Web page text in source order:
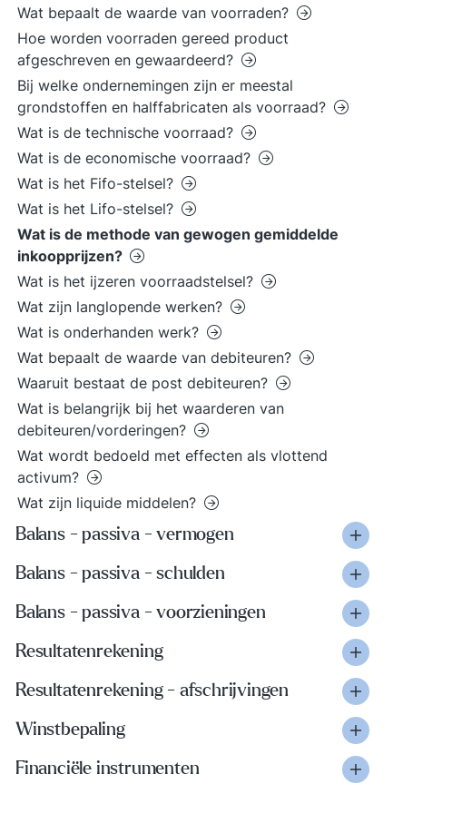
Wat bepaalt de waarde van voorraden?
Hoe worden voorraden gereed product
afgeschreven en gewaardeerd?
Bij welke ondernemingen zijn er meestal
grondstoffen en halffabricaten als voorraad?
Wat is de technische voorraad?
Wat is de economische voorraad?
Wat is het Fifo-stelsel?
Wat is het Lifo-stelsel?
Wat is de methode van gewogen gemiddelde
inkoopprijzen?
Wat is het ijzeren voorraadstelsel?
Wat zijn langlopende werken?
Wat is onderhanden werk?
Wat bepaalt de waarde van debiteuren?
Waaruit bestaat de post debiteuren?
Wat is belangrijk bij het waarderen van
debiteuren/vorderingen?
Wat wordt bedoeld met effecten als vlottend
activum?
Wat zijn liquide middelen?
Balans - passiva - vermogen
Balans - passiva - schulden
Balans - passiva - voorzieningen
Resultatenrekening
Resultatenrekening - afschrijvingen
Winstbepaling
Financiële instrumenten